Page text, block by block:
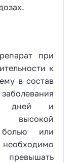
при
к
в состав
дней и
болью или